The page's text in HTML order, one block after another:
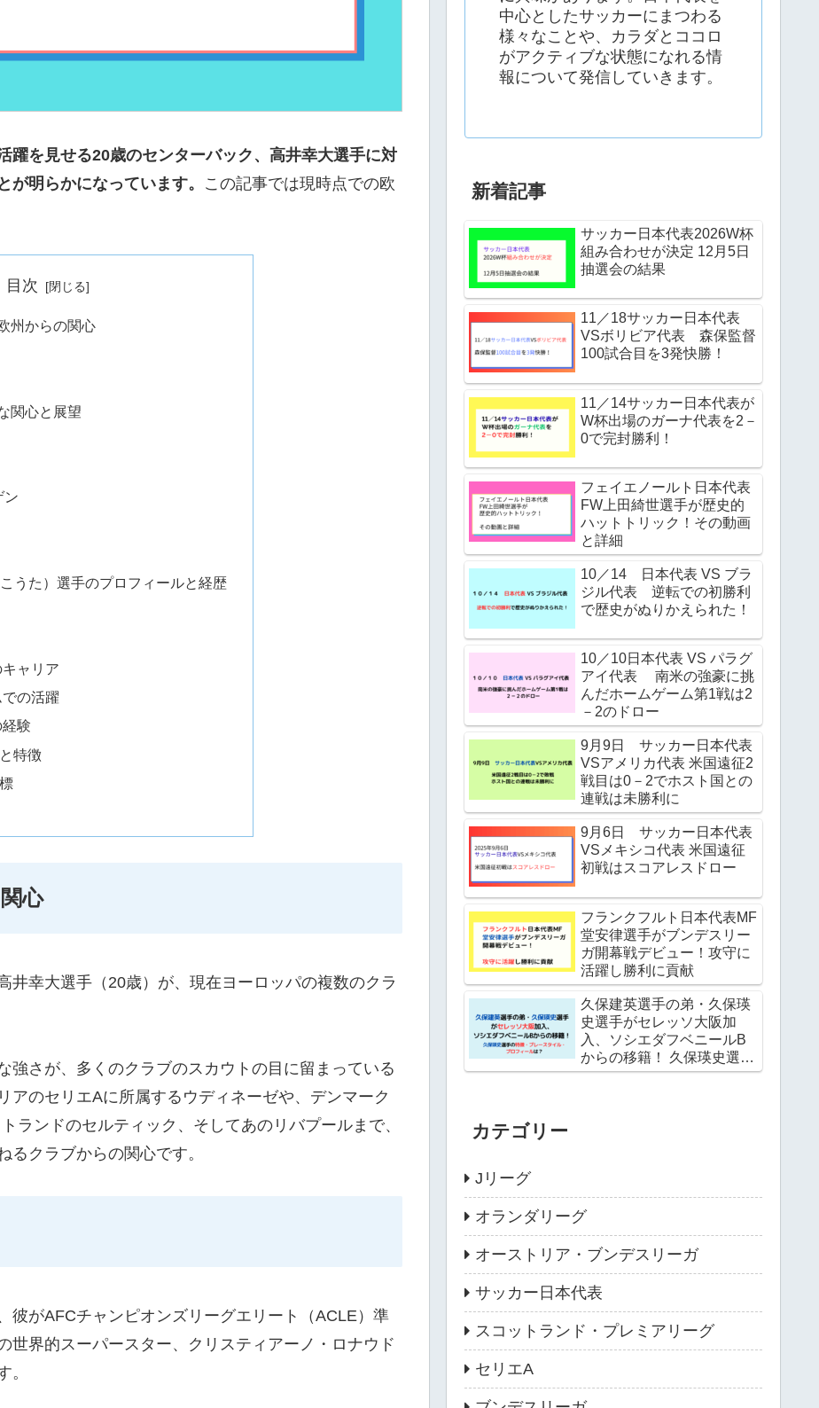
躍を見せる20歳のセンターバック、高井幸大選手に対
が明らかになっています。 この記事では現時点での欧
目次
州からの関心
関心と展望
ン
うた）選手のプロフィールと経歴
ャリア
での活躍
験
特徴
心
井幸大選手（20歳）が、現在ヨーロッパの複数のクラ
強さが、多くのクラブのスカウトの目に留まっている
アのセリエAに所属するウディネーゼや、デンマーク
ランドのセルティック、そしてあのリバプールまで、
るクラブからの関心です。
彼がAFCチャンピオンズリーグエリート（ACLE）準
世界的スーパースター、クリスティアーノ・ロナウド
。
中心としたサッカーにまつわる
様々なことや、カラダとココロ
がアクティブな状態になれる情
報について発信していきます。
新着記事
サッカー日本代表2026W杯
組み合わせが決定 12月5日
抽選会の結果
11／18サッカー日本代表
VSボリビア代表 森保監督
100試合目を3発快勝！
11／14サッカー日本代表が
W杯出場のガーナ代表を2－
0で完封勝利！
フェイエノールト日本代表
FW上田綺世選手が歴史的
ハットトリック！その動画
と詳細
10／14 日本代表 VS ブラ
ジル代表 逆転での初勝利
で歴史がぬりかえられた！
10／10日本代表 VS パラグ
アイ代表 南米の強豪に挑
んだホームゲーム第1戦は2
－2のドロー
9月9日 サッカー日本代表
VSアメリカ代表 米国遠征2
戦目は0－2でホスト国との
連戦は未勝利に
9月6日 サッカー日本代表
VSメキシコ代表 米国遠征
初戦はスコアレスドロー
フランクフルト日本代表MF
堂安律選手がブンデスリー
ガ開幕戦デビュー！攻守に
活躍し勝利に貢献
久保建英選手の弟・久保瑛
史選手がセレッソ大阪加
入、ソシエダフベニールB
からの移籍！ 久保瑛史選手
の特徴・プレースタイル・
カテゴリー
Jリーグ
オランダリーグ
オーストリア・ブンデスリーガ
サッカー日本代表
スコットランド・プレミアリーグ
セリエA